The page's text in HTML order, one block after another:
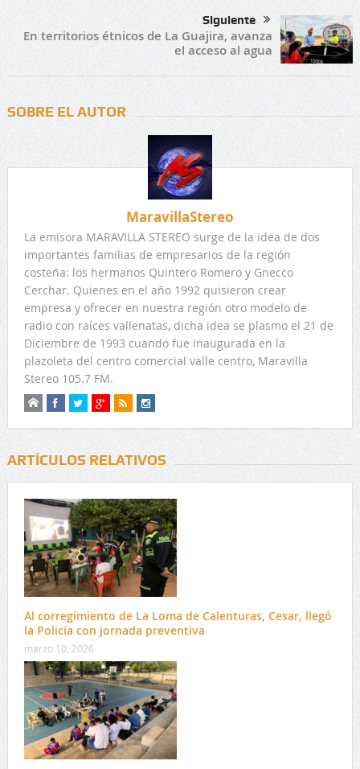
Siguiente
En territorios étnicos de La Guajira, avanza
el acceso al agua
SOBRE EL AUTOR
MaravillaStereo
La emisora MARAVILLA STEREO surge de la idea de dos
importantes familias de empresarios de la región
costeña: los hermanos Quintero Romero y Gnecco
Cerchar. Quienes en el año 1992 quisieron crear
empresa y ofrecer en nuestra región otro modelo de
radio con raíces vallenatas, dicha idea se plasmo el 21 de
Diciembre de 1993 cuando fue inaugurada en la
plazoleta del centro comercial valle centro, Maravilla
Stereo 105.7 FM.
ARTÍCULOS RELATIVOS
Al corregimiento de La Loma de Calenturas, Cesar, llegó
la Policía con jornada preventiva
marzo 10, 2026